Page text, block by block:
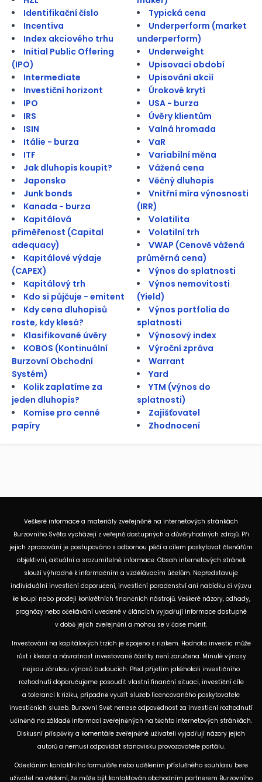
Identifikační číslo
Incentiva
Index akciového trhu
Initial Public Offering
(IPO)
Intermediate
Investiční horizont
IPO
IRS
ISIN
Itálie - burza
ITF
Jak dluhopis koupit?
Japonsko
Junk bonds
Kanada - burza
Kapitálová
přiměřenost (Capital
adequacy)
Kapitálové výdaje
(CAPEX)
Kapitálový trh
Kdo si půjčuje - emitent
Kdy cena dluhopisů
roste, kdy klesá?
Klasifikované úvěry
KOBOS (Kontinuální
Burzovní Obchodní
Systém)
Kolik zaplatíme za
jeden dluhopis?
Komise pro cenné
papíry
Typická cena
Underperform (market
underperform)
Underweight
Upisovací období
Upisování akcií
Úrokové krytí
USA - burza
Úvěry klientům
Valná hromada
VaR
Variabilní měna
Vážená cena
Věčný dluhopis
Vnitřní míra výnosnosti
(IRR)
Volatilita
Volatilní trh
VWAP (Cenově vážená
průměrná cena)
Výnos do splatnosti
Výnos nemovitosti
(Yield)
Výnos portfolia do
splatnosti
Výnosový index
Výroční zpráva
Warrant
Yard
YTM (výnos do
splatnosti)
Zajišťovatel
Zhodnocení
Veškeré informace a materiály zveřejněné na internetových stránkách
Burzovního Světa vycházejí z veřejně dostupných a důvěryhodných zdrojů. Při
jejich zpracování je postupováno s odbornou péčí a cílem poskytovat čtenářům
objektivní, aktuální a srozumitelné informace. Obsah internetových stránek
slouží výhradně k informačním a vzdělávacím účelům. Nepředstavuje
individuální investiční doporučení, investiční poradenství ani nabídku či výzvu
ke koupi nebo prodeji konkrétních finančních nástrojů. Veškeré názory, odhady,
prognózy nebo očekávání uvedené v článcích vyjadřují informace dostupné
v době jejich zveřejnění a mohou se v čase měnit.
Investování na kapitálových trzích je spojeno s rizikem. Hodnota investic může
růst i klesat a návratnost investované částky není zaručena. Minulé výnosy
nejsou zárukou výnosů budoucích. Před přijetím jakéhokoli investičního
rozhodnutí doporučujeme posoudit vlastní finanční situaci, investiční cíle
a toleranci k riziku, případně využít služeb licencovaného poskytovatele
investičních služeb. Burzovní Svět nenese odpovědnost za investiční rozhodnutí
učiněná na základě informací zveřejněných na těchto internetových stránkách.
Diskusní příspěvky a komentáře zveřejněné uživateli vyjadřují názory jejich
autorů a nemusí odpovídat stanovisku provozovatele portálu.
Odesláním kontaktního formuláře nebo udělením příslušného souhlasu bere
uživatel na vědomí, že může být kontaktován obchodním partnerem Burzovního